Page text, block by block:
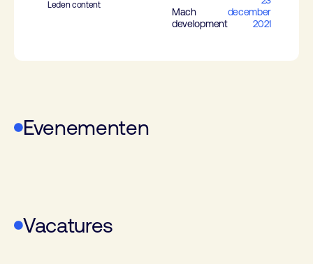
Leden content
Mach
development
december
2021
Evenementen
WoTS
Vacatures